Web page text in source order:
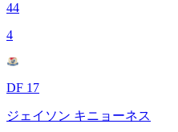
44
4
DF 17
ジェイソン キニョーネス